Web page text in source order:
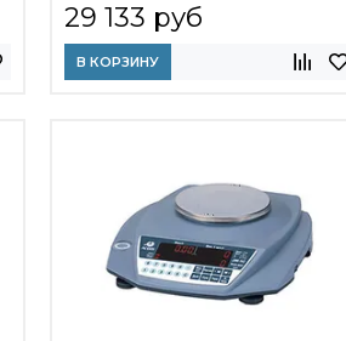
29 133 руб
В КОРЗИНУ